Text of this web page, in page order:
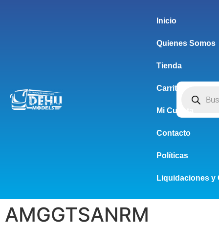
Inicio
Quienes Somos
Tienda
Carrito
Mi Cuenta
Contacto
Políticas
Liquidaciones y
AMGGTSANRM